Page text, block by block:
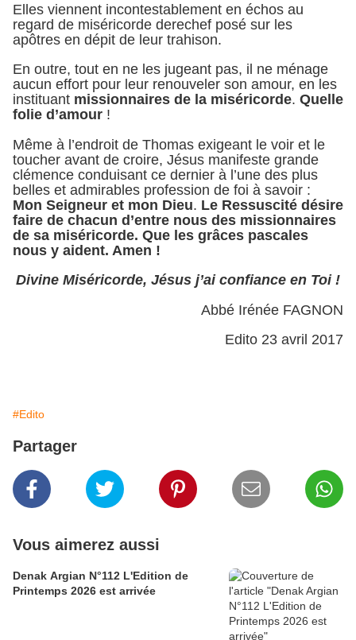
Elles viennent incontestablement en échos au
regard de miséricorde derechef posé sur les
apôtres en dépit de leur trahison.
En outre, tout en ne les jugeant pas, il ne ménage
aucun effort pour leur renouveler son amour, en les
instituant missionnaires de la miséricorde. Quelle
folie d’amour !
Même à l’endroit de Thomas exigeant le voir et le
toucher avant de croire, Jésus manifeste grande
clémence conduisant ce dernier à l’une des plus
belles et admirables profession de foi à savoir :
Mon Seigneur et mon Dieu. Le Ressuscité désire
faire de chacun d’entre nous des missionnaires
de sa miséricorde. Que les grâces pascales
nous y aident. Amen !
Divine Miséricorde, Jésus j’ai confiance en Toi !
Abbé Irénée FAGNON
Edito 23 avril 2017
#Edito
Partager
Vous aimerez aussi
Denak Argian N°112 L'Edition de
Printemps 2026 est arrivée